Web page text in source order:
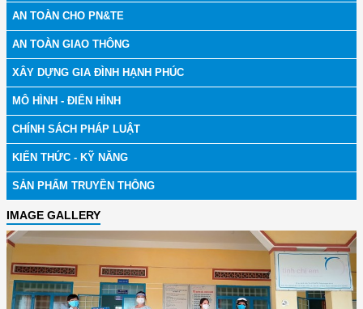
AN TOÀN CHO PN&TE
AN TOÀN GIAO THÔNG
XÂY DỰNG GIA ĐÌNH HẠNH PHÚC
MÔ HÌNH - ĐIỂN HÌNH
CHÍNH SÁCH PHÁP LUẬT
KIẾN THỨC - KỸ NĂNG
SẢN PHẨM TRUYỀN THÔNG
IMAGE GALLERY